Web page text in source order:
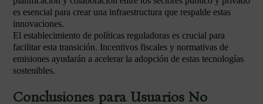
es esencial para crear una infraestructura que respalde estas
innovaciones.
El establecimiento de políticas reguladoras es crucial para
facilitar esta transición. Incentivos fiscales y normativas de
emisiones ayudarán a acelerar la adopción de estas tecnologías
sostenibles.
Conclusiones para Usuarios No